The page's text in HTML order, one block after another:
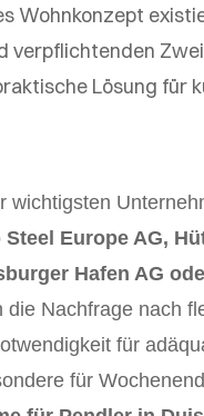
Wohnkonzept
verpflichtenden
Lösung für
wichtigsten
Europe AG,
Hafen AG
Nachfrage nach
für
für